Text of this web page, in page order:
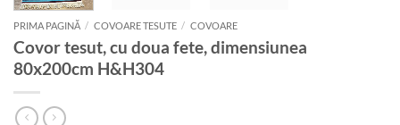
PRIMA PAGINĂ / COVOARE TESUTE / COVOARE
Covor tesut, cu doua fete, dimensiunea
80x200cm H&H304